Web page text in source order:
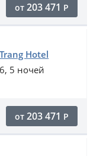
от 203 471 Р
Hotel
5 ночей
от 203 471 Р